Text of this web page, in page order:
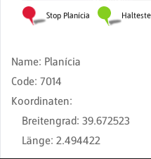
Name: Planícia
Code: 7014
Koordinaten:
Breitengrad: 39.672523
Länge: 2.494422